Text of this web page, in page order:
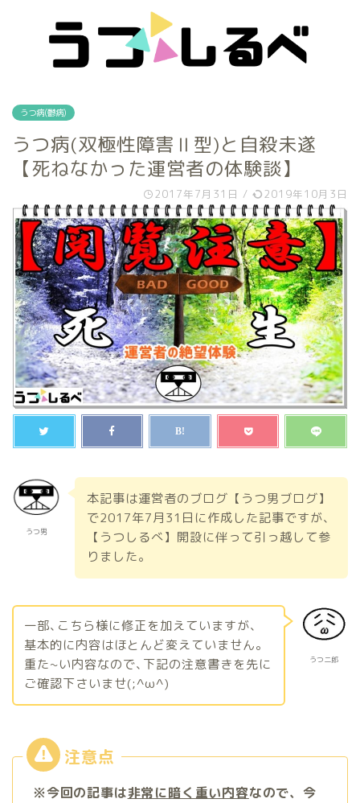
うつ病(鬱病)
うつ病(双極性障害Ⅱ型)と自殺未遂
【死ねなかった運営者の体験談】
2017年7月31日 / 2019年10月3日
うつ男
本記事は運営者のブログ【うつ男ブログ】
で2017年7月31日に作成した記事ですが、
【うつしるべ】開設に伴って引っ越して参
りました。
うつ二郎
一部､こちら様に修正を加えていますが、
基本的に内容はほとんど変えていません。
重た~い内容なので､下記の注意書きを先に
ご確認下さいませ(;^ω^)
※今回の記事は非常に暗く重い内容なので、今